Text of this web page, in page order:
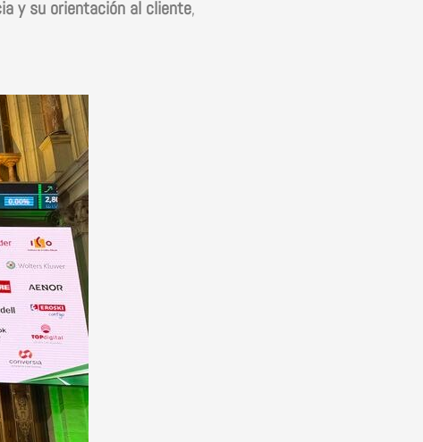
y su orientación al cliente,